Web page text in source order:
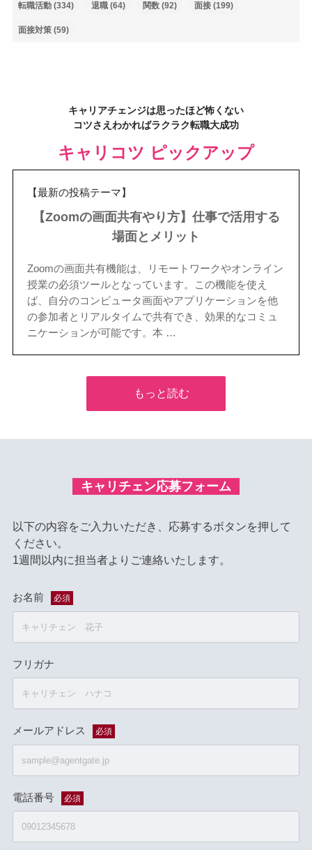
転職活動(334) 退職(64) 関数(92) 面接(199)
面接対策(59)
キャリアチェンジは思ったほど怖くない
コツさえわかればラクラク転職大成功
キャリコツ ピックアップ
【最新の投稿テーマ】
【Zoomの画面共有やり方】仕事で活用する
場面とメリット
Zoomの画面共有機能は、リモートワークやオンライン
授業の必須ツールとなっています。この機能を使え
ば、自分のコンピュータ画面やアプリケーションを他
の参加者とリアルタイムで共有でき、効果的なコミュ
ニケーションが可能です。本 …
もっと読む
キャリチェン応募フォーム
以下の内容をご入力いただき、応募するボタンを押して
ください。
1週間以内に担当者よりご連絡いたします。
お名前 必須
フリガナ
メールアドレス 必須
電話番号 必須